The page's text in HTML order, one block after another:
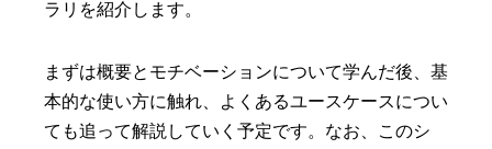
ラリを紹介します。
まずは概要とモチベーションについて学んだ後、基
本的な使い方に触れ、よくあるユースケースについ
ても追って解説していく予定です。なお、このシ